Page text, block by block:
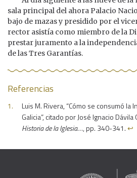
sala principal del ahora Palacio
bajo de mazas y presidido por el
rector asistía como miembro de la
prestar juramento a la
de las Tres Garantías.
Referencias
Luis M. Rivera, “Cómo se consumó la
Galicia”, citado por José Ignacio Dávila
Historia de la Iglesia…, pp. 340-341.↩︎